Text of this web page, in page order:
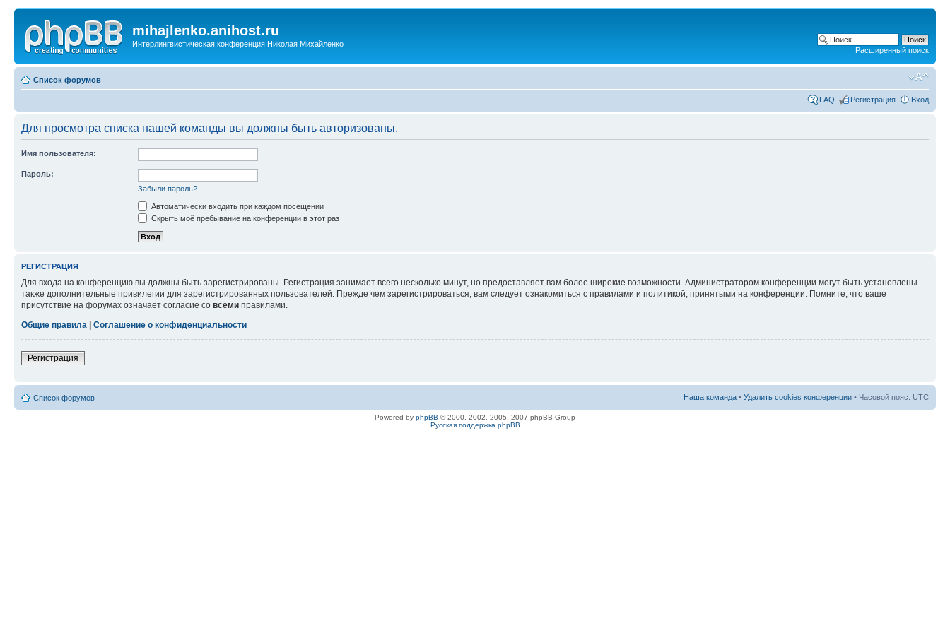
mihajlenko.anihost.ru
Интерлингвистическая конференция Николая Михайленко
Расширенный поиск
Список форумов
FAQ Регистрация Вход
Для просмотра списка нашей команды вы должны быть авторизованы.
Имя пользователя:
Пароль:
Забыли пароль?
Автоматически входить при каждом посещении
Скрыть моё пребывание на конференции в этот раз
РЕГИСТРАЦИЯ
Для входа на конференцию вы должны быть зарегистрированы. Регистрация занимает всего несколько минут, но предоставляет вам более широкие возможности. Администратором конференции могут быть установлены
также дополнительные привилегии для зарегистрированных пользователей. Прежде чем зарегистрироваться, вам следует ознакомиться с правилами и политикой, принятыми на конференции. Помните, что ваше
присутствие на форумах означает согласие со всеми правилами.
Общие правила
Соглашение о конфиденциальности
Регистрация
Список форумов Наша команда • Удалить cookies конференции • Часовой пояс: UTC
Powered by phpBB © 2000, 2002, 2005, 2007 phpBB Group
Русская поддержка phpBB